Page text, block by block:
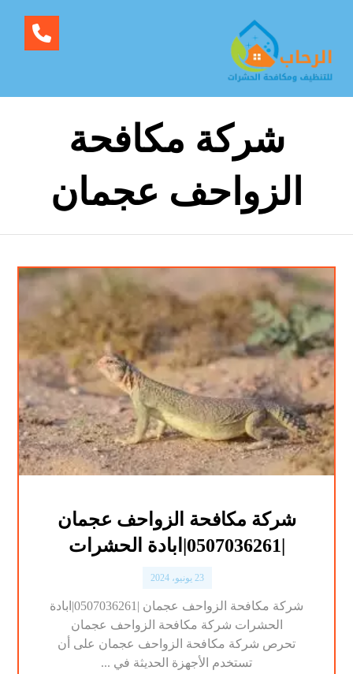
شركة مكافحة
الزواحف عجمان
شركة مكافحة الزواحف عجمان
23 يونيو، 2024
شركة مكافحة الزواحف عجمان |0507036261|ابادة
الحشرات شركة مكافحة الزواحف عجمان
تحرص شركة مكافحة الزواحف عجمان على أن
تستخدم الأجهزة الحديثة في ...